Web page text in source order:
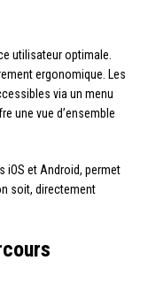
utilisateur optimale.
ergonomique. Les
via un menu
une vue d’ensemble
iOS et Android, permet
soit, directement